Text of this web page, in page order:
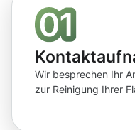
Wir besprechen Ihr
zur Reinigung Ihrer